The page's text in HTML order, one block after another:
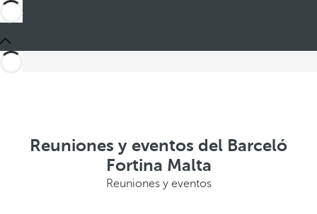
Reuniones y eventos del Barceló
Fortina Malta
Reuniones y eventos